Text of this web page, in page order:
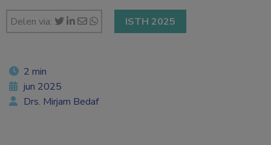
Delen via: ISTH 2025
2 min
jun 2025
Drs. Mirjam Bedaf